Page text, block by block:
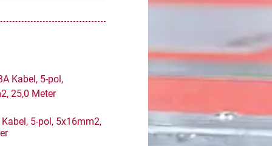
Kabel, 5-pol, 5x16mm2,